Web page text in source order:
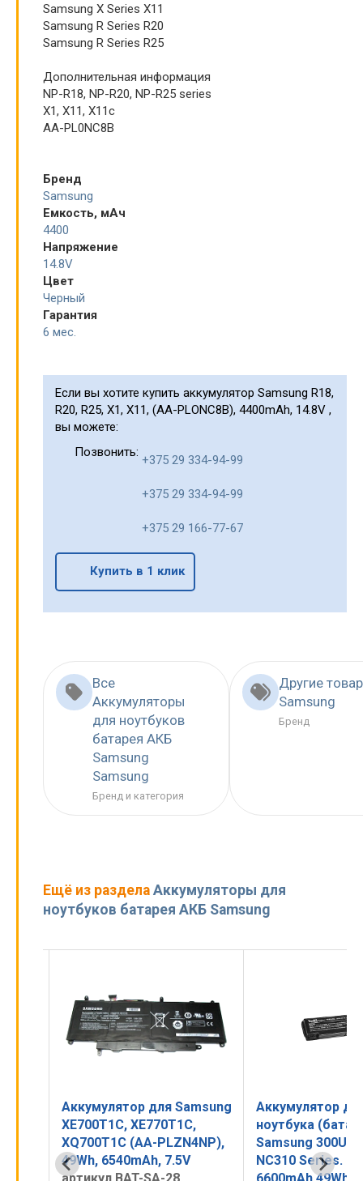
Samsung X Series X11
Samsung R Series R20
Samsung R Series R25
Дополнительная информация
NP-R18, NP-R20, NP-R25 series
X1, X11, X11c
AA-PL0NC8B
Бренд
Samsung
Емкость, мАч
4400
Напряжение
14.8V
Цвет
Черный
Гарантия
6 мес.
Если вы хотите купить аккумулятор Samsung R18,
R20, R25, X1, X11, (AA-PLONC8B), 4400mAh, 14.8V ,
вы можете:
Позвонить:
+375 29 334-94-99
+375 29 334-94-99
+375 29 166-77-67
Купить в 1 клик
Все
Аккумуляторы
для ноутбуков
батарея АКБ
Samsung
Samsung
Бренд и категория
Другие
Samsung
Бренд
Ещё из раздела Аккумуляторы для
ноутбуков батарея АКБ Samsung
Аккумулятор для Samsung
XE700T1C, XE770T1C,
XQ700T1C (AA-PLZN4NP),
49Wh, 6540mAh, 7.5V
Аккумулятор
ноутбука
Samsung 300U,
NC310 Series.